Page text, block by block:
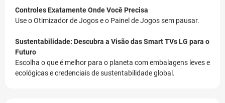
Controles Exatamente Onde Você Precisa
Use o Otimizador de Jogos e o Painel de Jogos sem pausar.
Sustentabilidade: Descubra a Visão das Smart TVs LG para o
Futuro
Escolha o que é melhor para o planeta com embalagens leves e
ecológicas e credenciais de sustentabilidade global.